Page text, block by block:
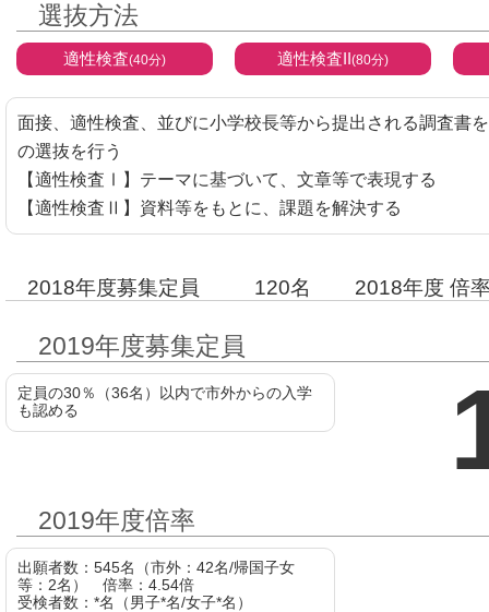
選抜方法
適性検査(40分) 適性検査II (80分)
面接、適性検査、並びに小学校長等から提出される調査書
の選抜を行う
【適性検査Ⅰ】テーマに基づいて、文章等で表現する
【適性検査Ⅱ】資料等をもとに、課題を解決する
2018年度募集定員 120名 2018年度 倍
2019年度募集定員
定員の30％（36名）以内で市外からの入学
も認める
2019年度倍率
出願者数：545名（市外：42名/帰国子女
等：2名） 倍率：4.54倍
受検者数：*名（男子*名/女子*名）